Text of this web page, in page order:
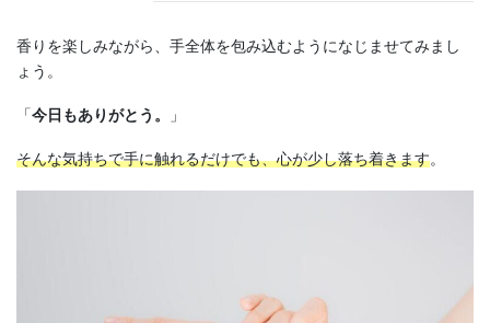
香りを楽しみながら、手全体を包み込むようになじませてみまし
ょう。
「今日もありがとう。 」
そんな気持ちで手に触れるだけでも、心が少し落ち着きます。